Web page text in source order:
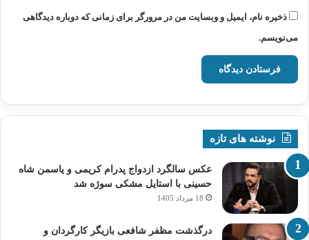
ذخیره نام، ایمیل و وبسایت من در مرورگر برای زمانی که دوباره دیدگاهی
می‌نویسم.
نوشته های تازه
عکس سالگرد ازدواج پدرام کریمی و یاسمن شاه‌
حسینی با استایل مشکی سوژه شد
18 مرداد 1405
درگذشت مظفر شافعی بازیگر کارگردان و